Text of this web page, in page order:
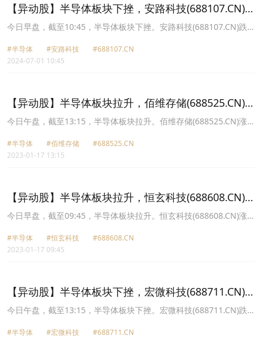
【异动股】半导体板块下挫，安路科技(688107.CN)跌
15.42%
今日早盘，截至10:45，半导体板块下挫。安路科技(688107.CN)跌
特(688141.CN)跌8.04%报14.86元，恒烁股份(688416.CN)跌7.82%
报35.0元，思瑞浦(688536.CN)跌7.27%报90.7元，敏芯股份
#半导体 #安路科技
#688107.CN
2024-07-01 10:45
【异动股】半导体板块拉升，佰维存储(688525.CN)涨
17.66%
今日午盘，截至13:15，半导体板块拉升。佰维存储(688525.CN)涨
通集成(603068.CN)涨10.02%报31.74元，乐鑫科技(688018.CN)涨
9.08%报108.31元，思瑞浦(688536.CN)涨8.84%报294.41元，恒玄
#半导体 #佰维存储
#688525.CN
2023-01-17 13:15
【异动股】半导体板块拉升，恒玄科技(688608.CN)涨
9.72%
今日早盘，截至09:45，半导体板块拉升。恒玄科技(688608.CN)涨
电子(688798.CN)涨8.29%报120.53元，博通集成(603068.CN)涨
7.49%报31.01元，敏芯股份(688286.CN)涨7.15%报62.81元，唯捷
#半导体 #恒玄科技
#688608.CN
2023-01-17 09:45
【异动股】半导体板块下挫，宏微科技(688711.CN)跌
9.82%
今日午盘，截至13:15，半导体板块下挫。宏微科技(688711.CN)跌
微电(688385.CN)跌7.27%报49.84元，睿创微纳(688002.CN)跌
#半导体 #宏微科技
#688711.CN